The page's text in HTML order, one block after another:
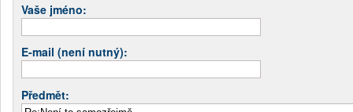
Vaše jméno:
E-mail (není nutný):
Předmět: